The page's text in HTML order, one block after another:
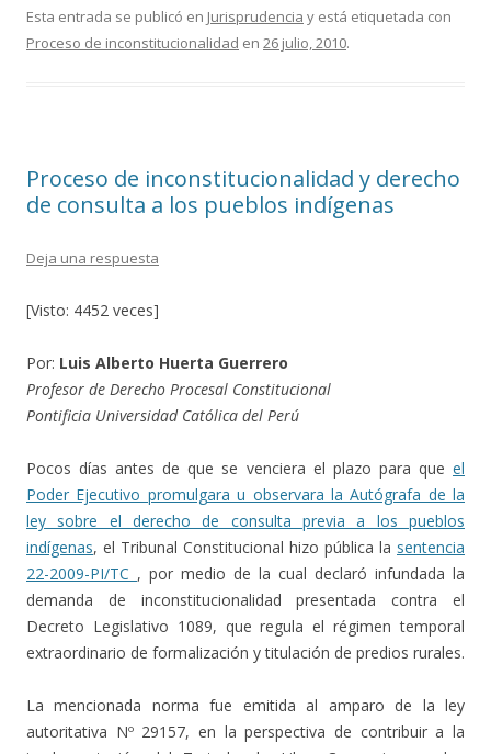
e
b
k
itt
er
m
p
r
Esta entrada se publicó en Jurisprudencia y está etiquetada con
Proceso de inconstitucionalidad en 26 julio, 2010.
Proceso de inconstitucionalidad y derecho
de consulta a los pueblos indígenas
Deja una respuesta
[Visto: 4452 veces]
Por: Luis Alberto Huerta Guerrero
Profesor de Derecho Procesal Constitucional
Pontificia Universidad Católica del Perú
Pocos días antes de que se venciera el plazo para que el
Poder Ejecutivo promulgara u observara la Autógrafa de la
ley sobre el derecho de consulta previa a los pueblos
indígenas, el Tribunal Constitucional hizo pública la sentencia
22-2009-PI/TC , por medio de la cual declaró infundada la
demanda de inconstitucionalidad presentada contra el
Decreto Legislativo 1089, que regula el régimen temporal
extraordinario de formalización y titulación de predios rurales.
La mencionada norma fue emitida al amparo de la ley
autoritativa Nº 29157, en la perspectiva de contribuir a la